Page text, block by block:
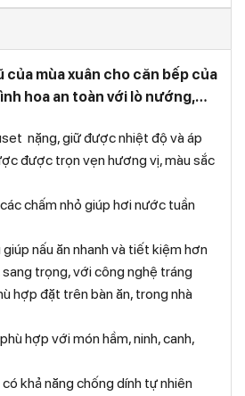
của mùa xuân cho căn bếp của
hoa an toàn với lò nướng,…
nặng, giữ được nhiệt độ và áp
được trọn vẹn hương vị, màu sắc
chấm nhỏ giúp hơi nước tuần
nấu ăn nhanh và tiết kiệm hơn
trọng, với công nghệ tráng
hợp đặt trên bàn ăn, trong nhà
hợp với món hầm, ninh, canh,
khả năng chống dính tự nhiên